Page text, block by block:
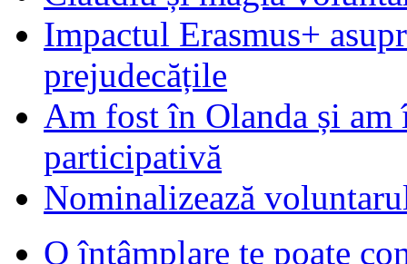
Impactul Erasmus+
prejudecățile
Am fost în Olanda și am
participativă
Nominalizează
O întâmplare te poate